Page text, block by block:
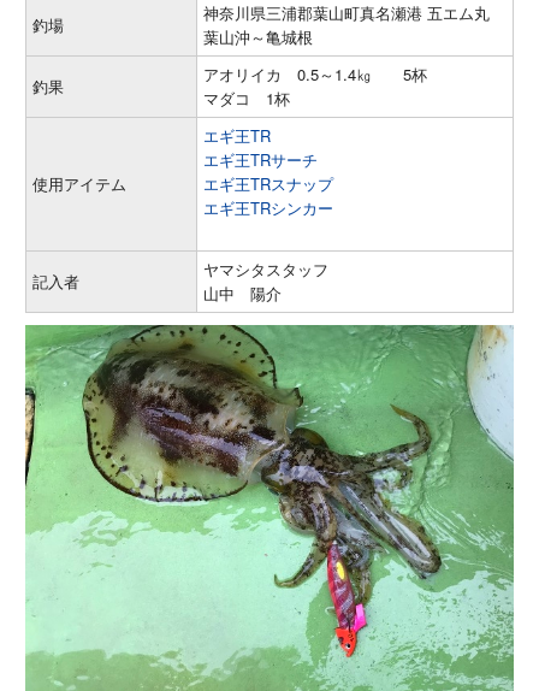
釣場
神奈川県三浦郡葉山町真名瀬港 五エム丸
葉山沖～亀城根
釣果
アオリイカ 0.5～1.4㎏ 5杯
マダコ 1杯
使用アイテム
エギ王TR
エギ王TRサーチ
エギ王TRスナップ
エギ王TRシンカー
記入者
ヤマシタスタッフ
山中 陽介